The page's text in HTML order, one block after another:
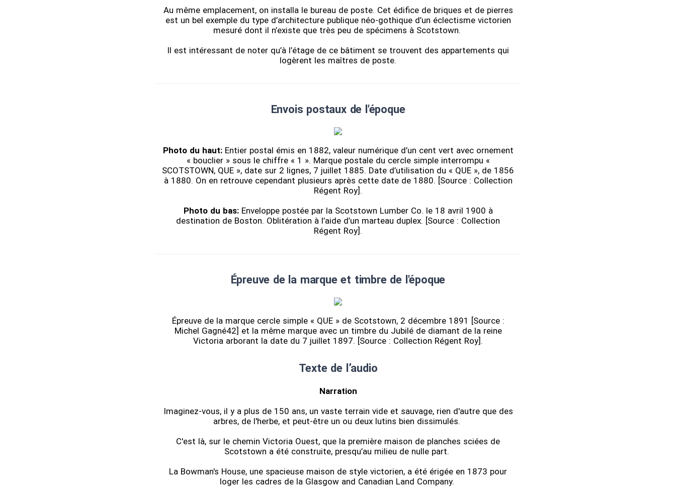
Au même emplacement, on installa le bureau de poste. Cet édifice de briques et de pierres
est un bel exemple du type d’architecture publique néo-gothique d’un éclectisme victorien
mesuré dont il n’existe que très peu de spécimens à Scotstown.
Il est intéressant de noter qu’à l’étage de ce bâtiment se trouvent des appartements qui
logèrent les maîtres de poste.
Envois postaux de l'époque
Photo du haut: Entier postal émis en 1882, valeur numérique d’un cent vert avec ornement
« bouclier » sous le chiffre « 1 ». Marque postale du cercle simple interrompu «
SCOTSTOWN, QUE », date sur 2 lignes, 7 juillet 1885. Date d’utilisation du « QUE », de 1856
à 1880. On en retrouve cependant plusieurs après cette date de 1880. [Source : Collection
Régent Roy].
Photo du bas: Enveloppe postée par la Scotstown Lumber Co. le 18 avril 1900 à
destination de Boston. Oblitération à l’aide d’un marteau duplex. [Source : Collection
Régent Roy].
Épreuve de la marque et timbre de l'époque
Épreuve de la marque cercle simple « QUE » de Scotstown, 2 décembre 1891 [Source :
Michel Gagné42] et la même marque avec un timbre du Jubilé de diamant de la reine
Victoria arborant la date du 7 juillet 1897. [Source : Collection Régent Roy].
Texte de l’audio
Narration
Imaginez-vous, il y a plus de 150 ans, un vaste terrain vide et sauvage, rien d'autre que des
arbres, de l'herbe, et peut-être un ou deux lutins bien dissimulés.
C'est là, sur le chemin Victoria Ouest, que la première maison de planches sciées de
Scotstown a été construite, presqu’au milieu de nulle part.
La Bowman's House, une spacieuse maison de style victorien, a été érigée en 1873 pour
loger les cadres de la Glasgow and Canadian Land Company.